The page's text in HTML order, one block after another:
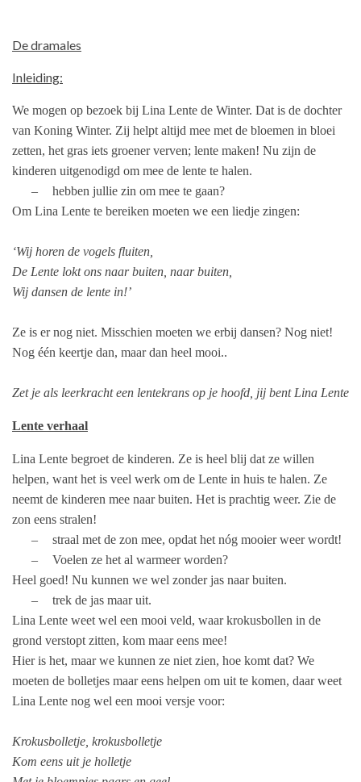
De dramales
Inleiding:
We mogen op bezoek bij Lina Lente de Winter. Dat is de dochter
van Koning Winter. Zij helpt altijd mee met de bloemen in bloei
zetten, het gras iets groener verven; lente maken! Nu zijn de
kinderen uitgenodigd om mee de lente te halen.
–
hebben jullie zin om mee te gaan?
Om Lina Lente te bereiken moeten we een liedje zingen:
‘Wij horen de vogels fluiten,
De Lente lokt ons naar buiten, naar buiten,
Wij dansen de lente in!’
Ze is er nog niet. Misschien moeten we erbij dansen? Nog niet!
Nog één keertje dan, maar dan heel mooi..
Zet je als leerkracht een lentekrans op je hoofd, jij bent Lina Lente
Lente verhaal
Lina Lente begroet de kinderen. Ze is heel blij dat ze willen
helpen, want het is veel werk om de Lente in huis te halen. Ze
neemt de kinderen mee naar buiten. Het is prachtig weer. Zie de
zon eens stralen!
–
straal met de zon mee, opdat het nóg mooier weer wordt!
–
Voelen ze het al warmeer worden?
Heel goed! Nu kunnen we wel zonder jas naar buiten.
–
trek de jas maar uit.
Lina Lente weet wel een mooi veld, waar krokusbollen in de
grond verstopt zitten, kom maar eens mee!
Hier is het, maar we kunnen ze niet zien, hoe komt dat? We
moeten de bolletjes maar eens helpen om uit te komen, daar weet
Lina Lente nog wel een mooi versje voor:
Krokusbolletje, krokusbolletje
Kom eens uit je holletje